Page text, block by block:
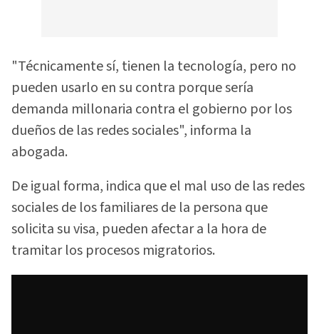
"Técnicamente sí, tienen la tecnología, pero no
pueden usarlo en su contra porque sería
demanda millonaria contra el gobierno por los
dueños de las redes sociales", informa la
abogada.
De igual forma, indica que el mal uso de las redes
sociales de los familiares de la persona que
solicita su visa, pueden afectar a la hora de
tramitar los procesos migratorios.